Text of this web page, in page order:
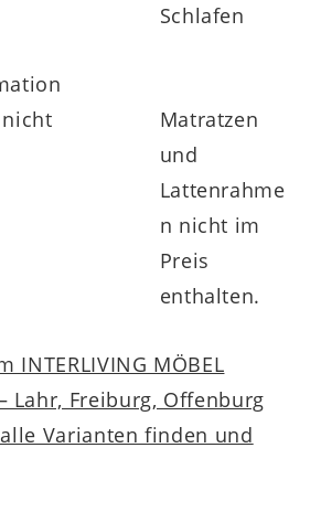
Schlafen
Matratzen
und
Lattenrahme
n nicht im
Preis
enthalten.
INTERLIVING MÖBEL
Lahr, Freiburg, Offenburg
Varianten finden und